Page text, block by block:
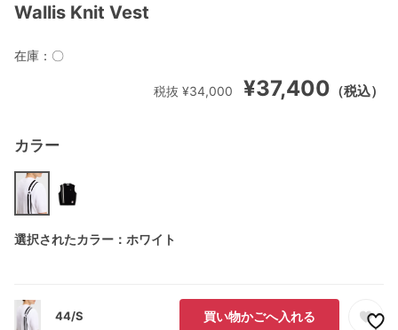
Wallis Knit Vest
¥37,400 （税込）
税抜 ¥34,000
カラー
選択されたカラー：ホワイト
44/S 買い物かごへ入れる
在庫： 〇